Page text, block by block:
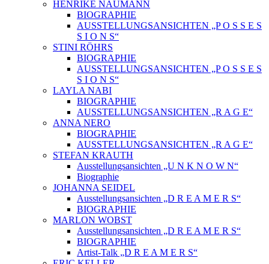
HENRIKE NAUMANN
BIOGRAPHIE
AUSSTELLUNGSANSICHTEN „P O S S E S
S I O N S“
STINI RÖHRS
BIOGRAPHIE
AUSSTELLUNGSANSICHTEN „P O S S E S
S I O N S“
LAYLA NABI
BIOGRAPHIE
AUSSTELLUNGSANSICHTEN „R A G E“
ANNA NERO
BIOGRAPHIE
AUSSTELLUNGSANSICHTEN „R A G E“
STEFAN KRAUTH
Ausstellungsansichten „U N K N O W N“
Biographie
JOHANNA SEIDEL
Ausstellungsansichten „D R E A M E R S“
BIOGRAPHIE
MARLON WOBST
Ausstellungsansichten „D R E A M E R S“
BIOGRAPHIE
Artist-Talk „D R E A M E R S“